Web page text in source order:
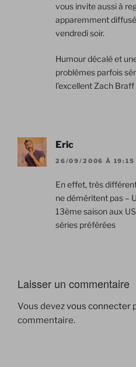
vous invite aussi à
apparemment
vendredi soir.
Humour décalé et
problèmes parfois
l’excellent Zach
Eric
26/09/2006 À 19:15
En effet, très
ne déméritent pas –
13ème saison aux
séries préférées
Laisser un commentaire
Vous devezvous connecter
commentaire.